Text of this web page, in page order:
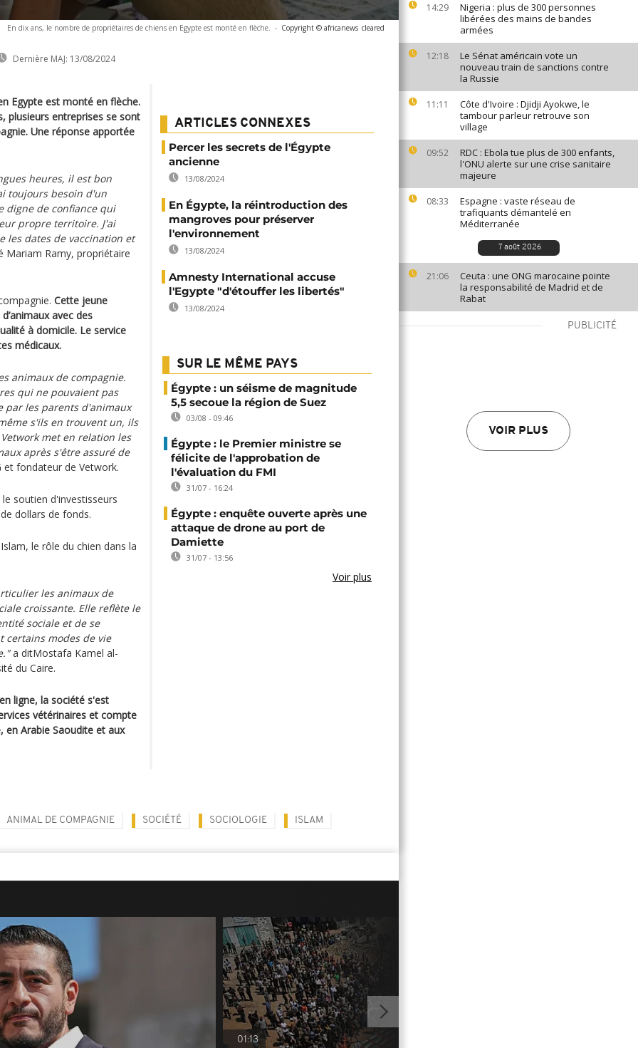
14:29
Nigeria : plus de 300 personnes
libérées des mains de bandes
armées
12:18
Le Sénat américain vote un
nouveau train de sanctions contre
la Russie
11:11
Côte d'Ivoire : Djidji Ayokwe, le
tambour parleur retrouve son
village
09:52
RDC : Ebola tue plus de 300 enfants,
l'ONU alerte sur une crise sanitaire
majeure
08:33
Espagne : vaste réseau de
trafiquants démantelé en
Méditerranée
7 août 2026
21:06
Ceuta : une ONG marocaine pointe
la responsabilité de Madrid et de
Rabat
PUBLICITÉ
VOIR PLUS
En dix ans, le nombre de propriétaires de chiens en Egypte est monté en flèche. - Copyright © africanews cleared
Dernière MAJ: 13/08/2024
Egypte est monté en flèche.
plusieurs entreprises se sont
Une réponse apportée
heures, il est bon
toujours besoin d'un
digne de confiance qui
propre territoire. J'ai
les dates de vaccination et
Mariam Ramy, propriétaire
Cette jeune
avec des
à domicile. Le service
médicaux.
animaux de compagnie.
qui ne pouvaient pas
par les parents d'animaux
s'ils en trouvent un, ils
met en relation les
après s'être assuré de
et fondateur de Vetwork.
soutien d'investisseurs
dollars de fonds.
le rôle du chien dans la
les animaux de
croissante. Elle reflète le
sociale et de se
modes de vie
a ditMostafa Kamel al-
du Caire.
ligne, la société s'est
vétérinaires et compte
en Arabie Saoudite et aux
ARTICLES CONNEXES
Percer les secrets de l'Égypte
ancienne
13/08/2024
En Égypte, la réintroduction des
mangroves pour préserver
l'environnement
13/08/2024
Amnesty International accuse
l'Egypte "d'étouffer les libertés"
13/08/2024
SUR LE MÊME PAYS
Égypte : un séisme de magnitude
5,5 secoue la région de Suez
03/08 - 09:46
Égypte : le Premier ministre se
félicite de l'approbation de
l'évaluation du FMI
31/07 - 16:24
Égypte : enquête ouverte après une
attaque de drone au port de
Damiette
31/07 - 13:56
Voir plus
ANIMAL DE COMPAGNIE SOCIÉTÉ SOCIOLOGIE ISLAM
01:13